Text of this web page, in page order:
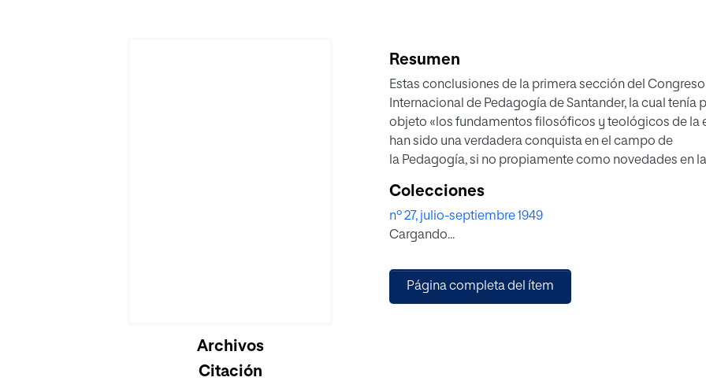
Archivos
Citación
Resumen
Estas conclusiones de la primera sección del Congreso
Internacional de Pedagogía de Santander, la cual tenía
objeto «los fundamentos filosóficos y teológicos de la
han sido una verdadera conquista en el campo de
la Pedagogía, si no propiamente como novedades en la
de los conceptos, y, más aún, como sistematización de
los mismos.
Se ha sentido en la discusión una notable convergencia
de la teoría pedagógica, iluminados por la doctrina
filosófica de Santo Tomás y en perfecto acuerdo con las
Colecciones
nº 27, julio-septiembre 1949
Cargando...
Página completa del ítem